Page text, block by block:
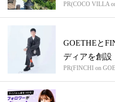
PR(COCO VILLA
GOETHEと
ディアを創設
PR(FINCHI on